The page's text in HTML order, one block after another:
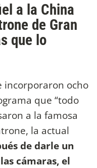
a la China
de Gran
que lo
incorporaron ocho
que “todo
a la famosa
la actual
de darle un
cámaras, el